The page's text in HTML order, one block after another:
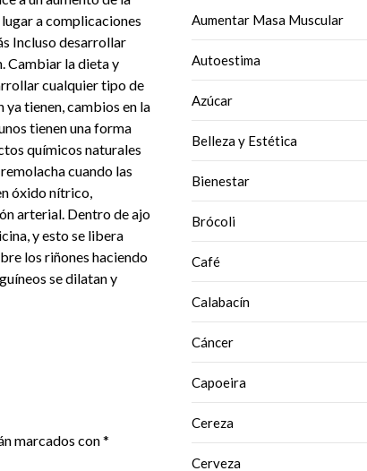
a complicaciones
Incluso desarrollar
Cambiar la dieta y
cualquier tipo de
ya tienen, cambios en la
tienen una forma
químicos naturales
cuando las
óxido nítrico,
arterial. Dentro de ajo
y esto se libera
los riñones haciendo
se dilatan y
marcados con*
Aumentar Masa Muscular
Autoestima
Azúcar
Belleza y Estética
Bienestar
Brócoli
Café
Calabacín
Cáncer
Capoeira
Cereza
Cerveza